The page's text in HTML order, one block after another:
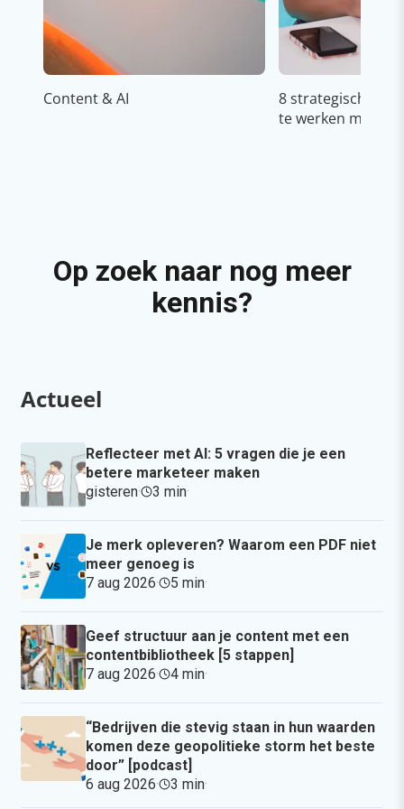
Content & AI
8 strategische
te werken met
Op zoek naar nog meer
kennis?
Actueel
Reflecteer met AI: 5 vragen die je een
betere marketeer maken
gisteren· 3 min·
Je merk opleveren? Waarom een PDF niet
meer genoeg is
7 aug 2026· 5 min·
Geef structuur aan je content met een
contentbibliotheek [5 stappen]
7 aug 2026· 4 min·
“Bedrijven die stevig staan in hun waarden
komen deze geopolitieke storm het beste
door” [podcast]
6 aug 2026· 3 min·